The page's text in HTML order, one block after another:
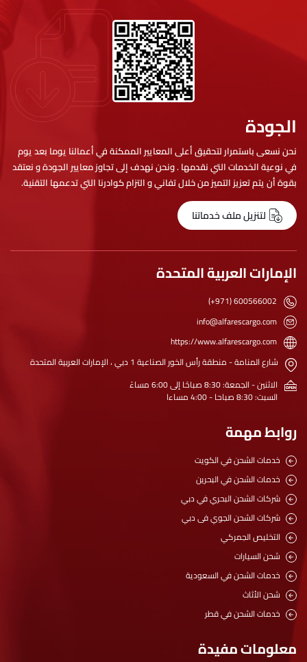
الجودة
نحن نسعى باستمرار لتحقيق أعلى المعايير الممكنة في أعمالنا يوما بعد يوم
في نوعية الخدمات التي نقدمها . ونحن نهدف إلى تجاوز معايير الجودة و نعتقد
بقوة أن يتم تعزيز التميز من خلال تفاني و التزام كوادرنا التي تدعمها التقنية.
لتنزيل ملف خدماتنا
الإمارات العربية المتحدة
(+971) 600566002
info@alfarescargo.com
https://www.alfarescargo.com
شارع المنامة - منطقة رأس الخور الصناعية 1 دبي ، الإمارات العربية المتحدة
الاثنين - الجمعة: 8:30 صباحًا إلى 6:00 مساءً
السبت: 8:30 صباحا - 4:00 مساءا
روابط مهمة
خدمات الشحن في الكويت
خدمات الشحن في البحرين
شركات الشحن البحري في دبي
شركات الشحن الجوي فى دبي
التخليص الجمركي
شحن السيارات
خدمات الشحن في السعودية
شحن الأثاث
خدمات الشحن في قطر
معلومات مفيدة